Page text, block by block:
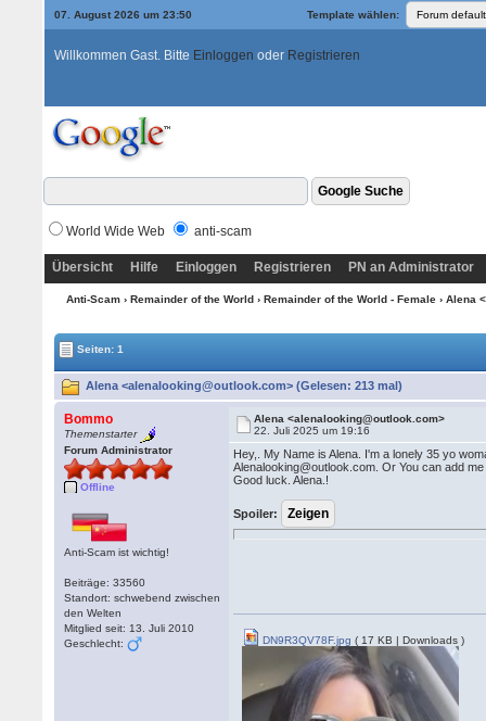
07. August 2026 um 23:50 Template wählen:
Willkommen Gast. Bitte Einloggen oder Registrieren
World Wide Web anti-scam
Übersicht Hilfe Einloggen Registrieren PN an Administrator
Anti-Scam› Remainder of the World› Remainder of the World - Female› Alena
Seiten: 1
Alena <alenalooking@outlook.com> (Gelesen: 213 mal)
Bommo
Themenstarter
Forum Administrator
Offline
Anti-Scam ist wichtig!
Beiträge: 33560
Standort: schwebend zwischen
den Welten
Mitglied seit: 13. Juli 2010
Geschlecht:
Alena <alenalooking@outlook.com>
22. Juli 2025 um 19:16
Hey,. My Name is Alena. I'm a lonely 35 yo
Alenalooking@outlook.com. Or You can add
Good luck. Alena.!
Spoiler:
DN9R3QV78F.jpg ( 17 KB | Downloads )